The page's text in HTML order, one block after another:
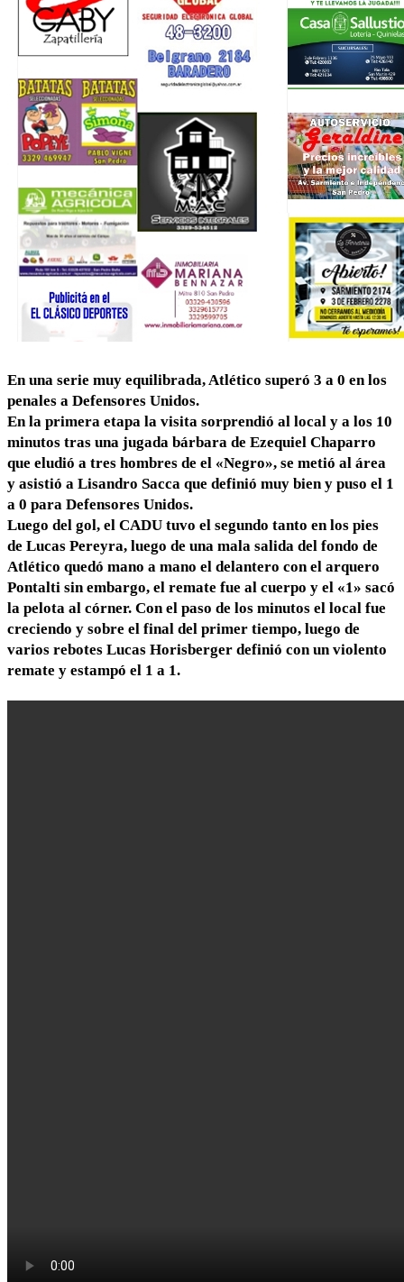
En una serie muy equilibrada, Atlético superó 3 a 0 en los
penales a Defensores Unidos.
En la primera etapa la visita sorprendió al local y a los 10
minutos tras una jugada bárbara de Ezequiel Chaparro
que eludió a tres hombres de el «Negro», se metió al área
y asistió a Lisandro Sacca que definió muy bien y puso el 1
a 0 para Defensores Unidos.
Luego del gol, el CADU tuvo el segundo tanto en los pies
de Lucas Pereyra, luego de una mala salida del fondo de
Atlético quedó mano a mano el delantero con el arquero
Pontalti sin embargo, el remate fue al cuerpo y el «1» sacó
la pelota al córner. Con el paso de los minutos el local fue
creciendo y sobre el final del primer tiempo, luego de
varios rebotes Lucas Horisberger definió con un violento
remate y estampó el 1 a 1.